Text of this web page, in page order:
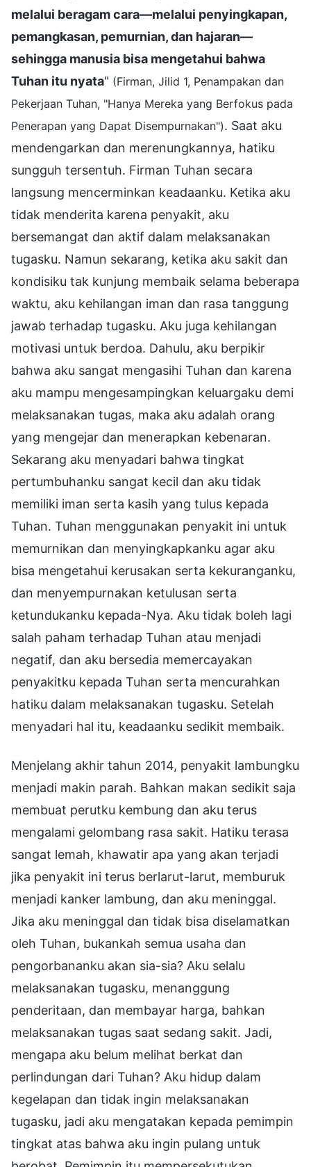
melalui beragam cara—melalui penyingkapan,
pemangkasan, pemurnian, dan hajaran—
sehingga manusia bisa mengetahui bahwa
Tuhan itu nyata" (Firman, Jilid 1, Penampakan dan
Pekerjaan Tuhan, "Hanya Mereka yang Berfokus pada
Penerapan yang Dapat Disempurnakan"). Saat aku
mendengarkan dan merenungkannya, hatiku
sungguh tersentuh. Firman Tuhan secara
langsung mencerminkan keadaanku. Ketika aku
tidak menderita karena penyakit, aku
bersemangat dan aktif dalam melaksanakan
tugasku. Namun sekarang, ketika aku sakit dan
kondisiku tak kunjung membaik selama beberapa
waktu, aku kehilangan iman dan rasa tanggung
jawab terhadap tugasku. Aku juga kehilangan
motivasi untuk berdoa. Dahulu, aku berpikir
bahwa aku sangat mengasihi Tuhan dan karena
aku mampu mengesampingkan keluargaku demi
melaksanakan tugas, maka aku adalah orang
yang mengejar dan menerapkan kebenaran.
Sekarang aku menyadari bahwa tingkat
pertumbuhanku sangat kecil dan aku tidak
memiliki iman serta kasih yang tulus kepada
Tuhan. Tuhan menggunakan penyakit ini untuk
memurnikan dan menyingkapkanku agar aku
bisa mengetahui kerusakan serta kekuranganku,
dan menyempurnakan ketulusan serta
ketundukanku kepada-Nya. Aku tidak boleh lagi
salah paham terhadap Tuhan atau menjadi
negatif, dan aku bersedia memercayakan
penyakitku kepada Tuhan serta mencurahkan
hatiku dalam melaksanakan tugasku. Setelah
menyadari hal itu, keadaanku sedikit membaik.
Menjelang akhir tahun 2014, penyakit lambungku
menjadi makin parah. Bahkan makan sedikit saja
membuat perutku kembung dan aku terus
mengalami gelombang rasa sakit. Hatiku terasa
sangat lemah, khawatir apa yang akan terjadi
jika penyakit ini terus berlarut-larut, memburuk
menjadi kanker lambung, dan aku meninggal.
Jika aku meninggal dan tidak bisa diselamatkan
oleh Tuhan, bukankah semua usaha dan
pengorbananku akan sia-sia? Aku selalu
melaksanakan tugasku, menanggung
penderitaan, dan membayar harga, bahkan
melaksanakan tugas saat sedang sakit. Jadi,
mengapa aku belum melihat berkat dan
perlindungan dari Tuhan? Aku hidup dalam
kegelapan dan tidak ingin melaksanakan
tugasku, jadi aku mengatakan kepada pemimpin
tingkat atas bahwa aku ingin pulang untuk